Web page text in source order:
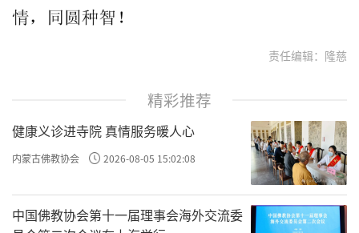
责任编辑：隆慈
精彩推荐
健康义诊进寺院 真情服务暖人心
内蒙古佛教协会 2026-08-05 15:02:08
中国佛教协会第十一届理事会海外交流委